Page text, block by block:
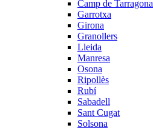
Camp de Tarragona
Garrotxa
Girona
Granollers
Lleida
Manresa
Osona
Ripollès
Rubí
Sabadell
Sant Cugat
Solsona